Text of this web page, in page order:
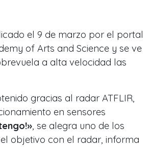
el 9 de marzo por el portal
of Arts and Science y se ve
a alta velocidad las
gracias al radar ATFLIR,
en sensores
, se alegra uno de los
objetivo con el radar, informa